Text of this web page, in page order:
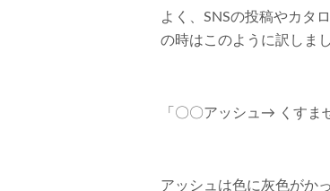
よく、SNSの投稿やカタ
の時はこのように訳しま
「〇〇アッシュ→ くすま
アッシュは色に灰色がか